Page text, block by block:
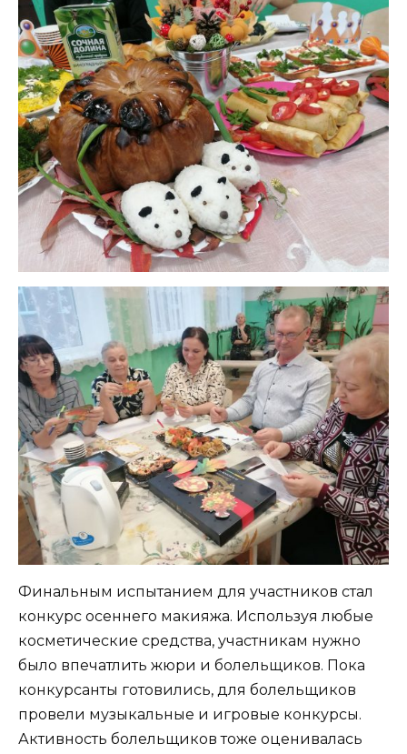
Финальным испытанием для участников стал
конкурс осеннего макияжа. Используя любые
косметические средства, участникам нужно
было впечатлить жюри и болельщиков. Пока
конкурсанты готовились, для болельщиков
провели музыкальные и игровые конкурсы.
Активность болельщиков тоже оценивалась